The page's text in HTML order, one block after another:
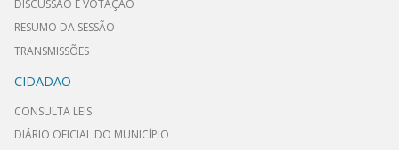
DISCUSSÃO E VOTAÇÃO
RESUMO DA SESSÃO
TRANSMISSÕES
CIDADÃO
CONSULTA LEIS
DIÁRIO OFICIAL DO MUNICÍPIO